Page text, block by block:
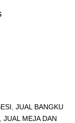
JUAL BANGKU
JUAL MEJA DAN